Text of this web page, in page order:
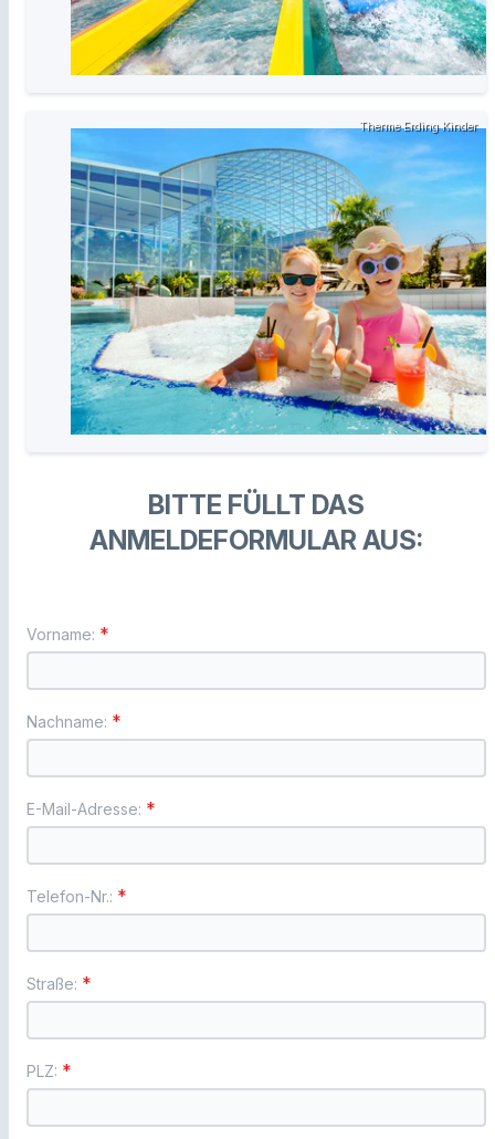
Therme Erding Kinder
BITTE FÜLLT DAS
ANMELDEFORMULAR AUS:
Vorname: *
Nachname: *
E-Mail-Adresse: *
Telefon-Nr.: *
Straße: *
PLZ: *